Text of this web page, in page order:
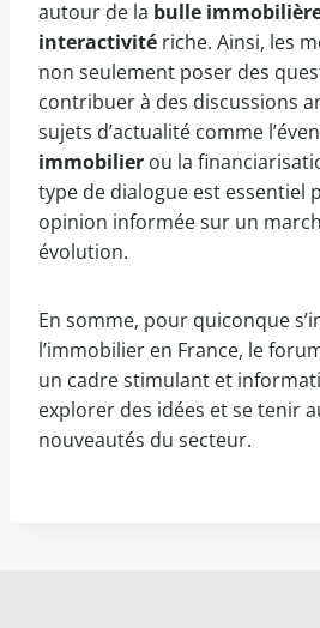
autour de la bulle
interactivité riche. Ainsi, les
non seulement poser des
contribuer à des discussions
sujets d’actualité comme
immobilier ou la
type de dialogue est essentiel
opinion informée sur un
évolution.
En somme, pour quiconque
l’immobilier en France, le
un cadre stimulant et
explorer des idées et se tenir
nouveautés du secteur.